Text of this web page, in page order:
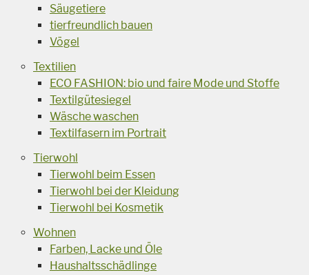
Säugetiere
tierfreundlich bauen
Vögel
Textilien
ECO FASHION: bio und faire Mode und Stoffe
Textilgütesiegel
Wäsche waschen
Textilfasern im Portrait
Tierwohl
Tierwohl beim Essen
Tierwohl bei der Kleidung
Tierwohl bei Kosmetik
Wohnen
Farben, Lacke und Öle
Haushaltsschädlinge